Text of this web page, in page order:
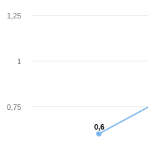
0,6
0,6
0,75
1
1,25